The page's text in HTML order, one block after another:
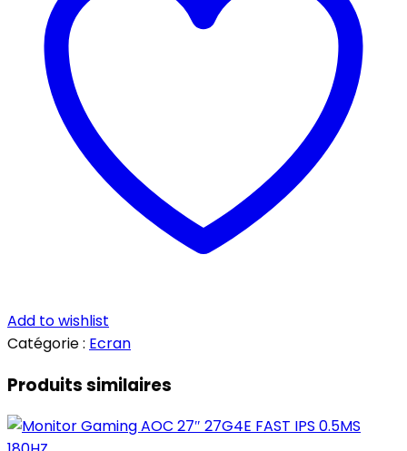
Add to wishlist
Catégorie : Ecran
Produits similaires